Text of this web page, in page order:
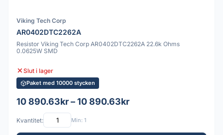
Viking Tech Corp
AR0402DTC2262A
Resistor Viking Tech Corp AR0402DTC2262A 22.6k Ohms
0.0625W SMD
Slut i lager
Paket med 10000 stycken
10 890.63kr – 10 890.63kr
Kvantitet: Min: 1